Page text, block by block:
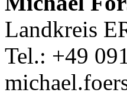
Landkreis
Tel.: +49